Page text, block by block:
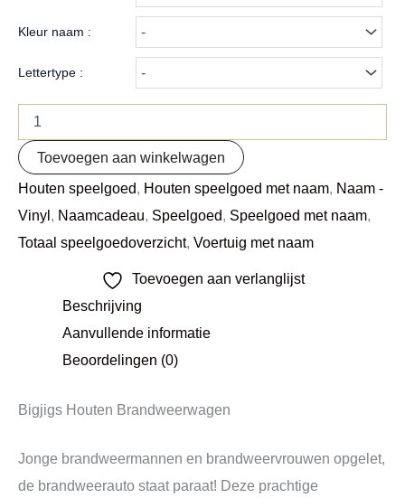
Kleur naam :
Lettertype :
Toevoegen aan winkelwagen
Houten speelgoed, Houten speelgoed met naam, Naam -
Vinyl, Naamcadeau, Speelgoed, Speelgoed met naam,
Totaal speelgoedoverzicht, Voertuig met naam
Toevoegen aan verlanglijst
Beschrijving
Aanvullende informatie
Beoordelingen (0)
Bigjigs Houten Brandweerwagen
Jonge brandweermannen en brandweervrouwen opgelet,
de brandweerauto staat paraat! Deze prachtige